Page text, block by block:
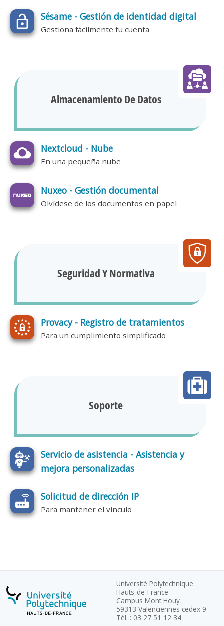
Sésame - Gestión de identidad digital
Gestiona fácilmente tu cuenta
Almacenamiento De Datos
Nextcloud - Nube
En una pequeña nube
Nuxeo - Gestión documental
Olvídese de los documentos en papel
Seguridad Y Normativa
Provacy - Registro de tratamientos
Para un cumplimiento simplificado
Soporte
Servicio de asistencia - Asistencia y
mejora personalizadas
Solicitud de dirección IP
Para mantener el vínculo
Université Polytechnique
Hauts-de-France
Campus Mont Houy
59313 Valenciennes cedex 9
Tél. : 03 27 51 12 34